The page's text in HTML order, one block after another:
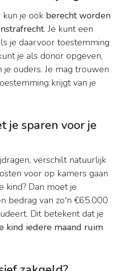
kun je ook berecht worden
. Je kunt een
je daarvoor toestemming
je als donor opgeven,
ouders. Je mag trouwen
krijgt van je
je sparen voor je
verschilt natuurlijk
voor op kamers gaan
kind? Dan moet je
bedrag van zo'n €65.000
Dit betekent dat je
kind iedere maand ruim